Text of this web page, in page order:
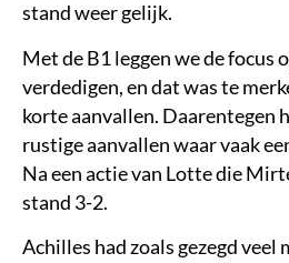
stand weer gelijk.
Met de B1 leggen we de focus
verdedigen, en dat was te
korte aanvallen. Daarentegen
rustige aanvallen waar vaak
Na een actie van Lotte die
stand 3-2.
Achilles had zoals gezegd veel